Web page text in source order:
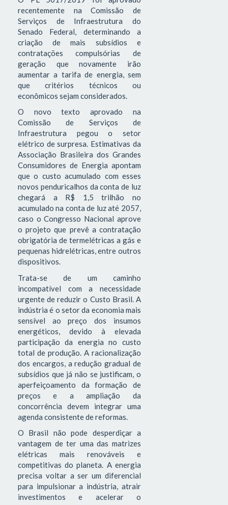
recentemente na Comissão de
Serviços de Infraestrutura do
Senado Federal, determinando a
criação de mais subsídios e
contratações compulsórias de
geração que novamente irão
aumentar a tarifa de energia, sem
que critérios técnicos ou
econômicos sejam considerados.
O novo texto aprovado na
Comissão de Serviços de
Infraestrutura pegou o setor
elétrico de surpresa. Estimativas da
Associação Brasileira dos Grandes
Consumidores de Energia apontam
que o custo acumulado com esses
novos penduricalhos da conta de luz
chegará a R$ 1,5 trilhão no
acumulado na conta de luz até 2057,
caso o Congresso Nacional aprove
o projeto que prevê a contratação
obrigatória de termelétricas a gás e
pequenas hidrelétricas, entre outros
dispositivos.
Trata-se de um caminho
incompatível com a necessidade
urgente de reduzir o Custo Brasil. A
indústria é o setor da economia mais
sensível ao preço dos insumos
energéticos, devido à elevada
participação da energia no custo
total de produção. A racionalização
dos encargos, a redução gradual de
subsídios que já não se justificam, o
aperfeiçoamento da formação de
preços e a ampliação da
concorrência devem integrar uma
agenda consistente de reformas.
O Brasil não pode desperdiçar a
vantagem de ter uma das matrizes
elétricas mais renováveis e
competitivas do planeta. A energia
precisa voltar a ser um diferencial
para impulsionar a indústria, atrair
investimentos e acelerar o